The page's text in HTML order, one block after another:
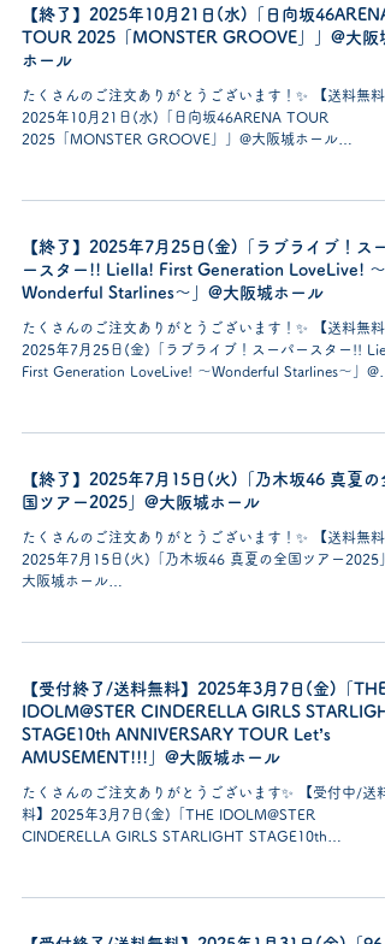
す。 ＜大阪公演／Edel Note presents Spade Stage＞ 指
到着日時：11月18日(火) 12:00-18:00 回収可能時間：
月21日（金）9:00-12:00 お客様がご自身でスタンド等の
お、今回の公演は スタンド花の受け取りのみ とさせて
だいております。 楽屋花の送付はお控えくださいますよ
お願いいたします。 1.大きさ フラワースタンドについて
【終了】2025年10月21日(水)「日向坂46ARENA
TOUR 2025「MONSTER GROOVE」」@大阪
ホール
たくさんのご注文ありがとうございます！✨ 【送料無料
2025年10月21日(水)「日向坂46ARENA TOUR
2025「MONSTER GROOVE」」@大阪城ホール
ご注文金額に関係なく送料無料になります。 回収も指定
(木) 大阪城ホール 公演> 受取：10月21日(火)12:00～
16:00 引取：10月23日(木)22:00～23:00 上記期間外に
いたものに関しましては、主催側にて飾らないという判
見て、締切りに間に合っている場合でもスタッフの判断
取り下げさせていただく場合がございますので、予めご
承ください。 ※飾る場所、並び等に関してのリクエスト
【終了】2025年7月25日(金)「ラブライブ！スー
ースター!! Liella! First Generation LoveLive! ～
Wonderful Starlines～」@大阪城ホール
たくさんのご注文ありがとうございます！✨ 【送料無料
2025年7月25日(金)「ラブライブ！スーパースター!!
First Generation LoveLive! ～Wonderful Starlines～」@大
【終了】2025年7月15日(火)「乃木坂46 真夏の
国ツアー2025」@大阪城ホール
たくさんのご注文ありがとうございます！✨ 【送料無料
2025年7月15日(火)「乃木坂46 真夏の全国ツアー2025
大阪城ホール
【受付終了/送料無料】2025年3月7日(金)「THE
IDOLM@STER CINDERELLA GIRLS
STAGE10th ANNIVERSARY TOUR Let’s
AMUSEMENT!!!」@大阪城ホール
たくさんのご注文ありがとうございます✨ 【受付中/送
料】2025年3月7日(金)「THE IDOLM@STER
CINDERELLA GIRLS STARLIGHT STAGE10th